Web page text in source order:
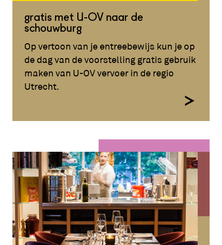
gratis met U-OV naar de
schouwburg
Op vertoon van je entreebewijs kun je op
de dag van de voorstelling gratis gebruik
maken van U-OV vervoer in de regio
Utrecht.